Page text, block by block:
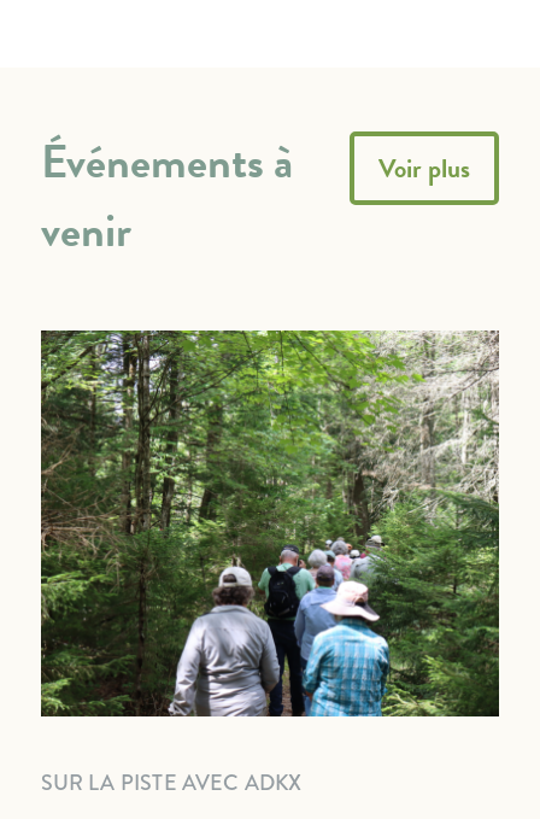
SUR LA PISTE AVEC ADKX
Événements à
venir
Voir plus